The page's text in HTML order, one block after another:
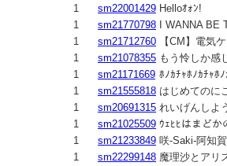
1
sm22001429 Helloｵｫﾝ!
1
sm21770798
I WANNA BE
1
sm21712760
【CM】電気
1
sm21078355 もう怜しか感
1
sm21171669 ﾎﾉｶﾁｬﾎﾉｶﾁｬﾎﾉ
1
sm21555818 はじめてのに
1
sm20691315 れいげんしよ
1
sm21025509 ｳｪﾋﾋはまどか
1
sm21233849 咲-Saki-阿知
1
sm22299148 魔理沙とアリ